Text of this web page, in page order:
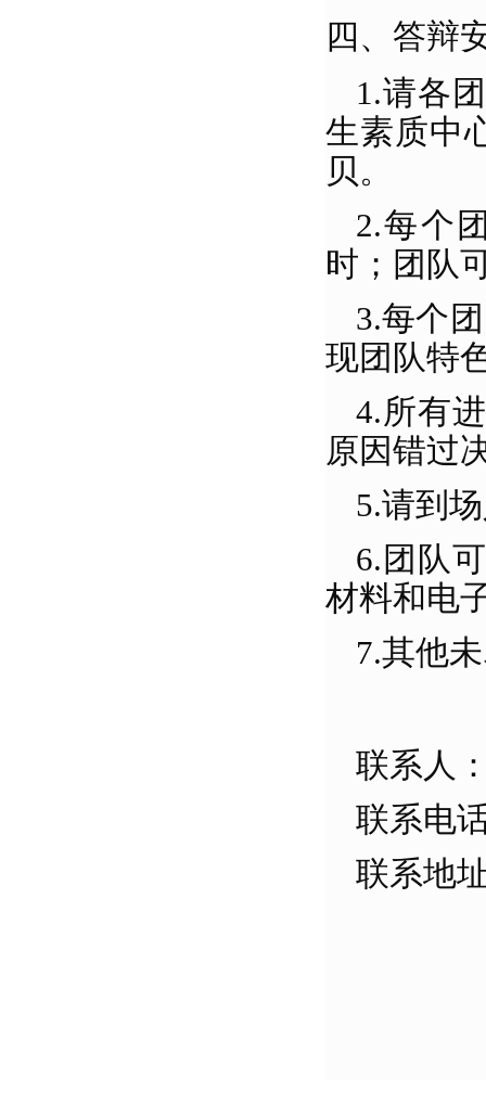
四、答辩
1.请各
生素质中
贝。
2.每个
时；团队
3.每个
现团队特
4.所有
原因错过
5.请到
6.团队
材料和电
7.其他
联系
联系电
联系地